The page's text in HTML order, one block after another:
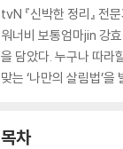
tvN 『신박한 정리』 전
워너비 보통엄마jin 강
을 담았다. 누구나 따라
맞는 ‘나만의 살림법’을
목차